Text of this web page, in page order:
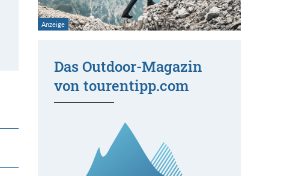
Das Outdoor-Magazin
von tourentipp.com